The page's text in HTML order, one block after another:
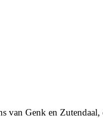
van Genk en